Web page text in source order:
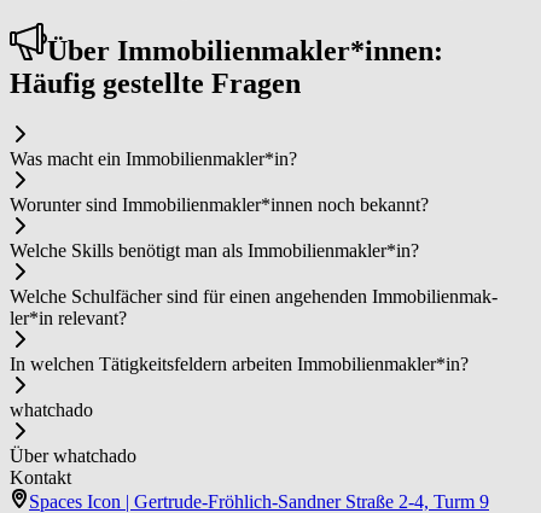
Über Im­mo­bi­li­en­mak­ler*in­nen:
Häufig gestellte Fragen
Was macht ein Im­mo­bi­li­en­mak­ler*in?
Worunter sind Im­mo­bi­li­en­mak­ler*in­nen noch bekannt?
Welche Skills benötigt man als Im­mo­bi­li­en­mak­ler*in?
Welche Schulfächer sind für einen angehenden Im­mo­bi­li­en­mak­
ler*in relevant?
In welchen Tätigkeitsfeldern arbeiten Im­mo­bi­li­en­mak­ler*in?
whatchado
Über whatchado
Kontakt
Spaces Icon | Gertrude-Fröhlich-Sandner Straße 2-4, Turm 9